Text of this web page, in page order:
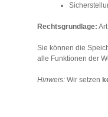
Rechtsgrundlage:
Sie können die
alle Funktionen der
Hinweis: Wir setzen